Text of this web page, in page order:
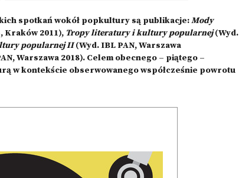
spotkań wokół popkultury są publikacje:Mody
Kraków 2011), Tropy literatury i kultury popularnej(Wyd.
popularnej II(Wyd. IBL PAN, Warszawa
Warszawa 2018). Celem obecnego – piątego –
w kontekście obserwowanego współcześnie powrotu